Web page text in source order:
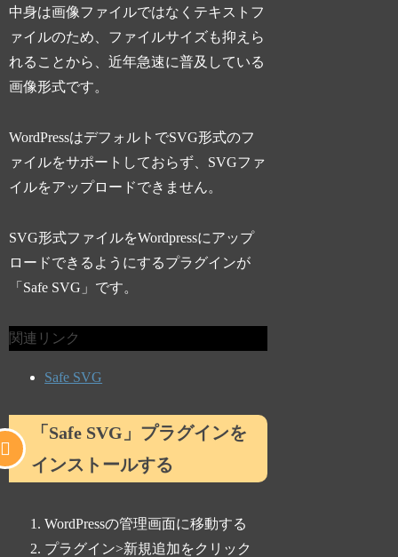
中身は画像ファイルではなくテキストフ
ァイルのため、ファイルサイズも抑えら
れることから、近年急速に普及している
画像形式です。
WordPressはデフォルトでSVG形式のフ
ァイルをサポートしておらず、SVGファ
イルをアップロードできません。
SVG形式ファイルをWordpressにアップ
ロードできるようにするプラグインが
「Safe SVG」です。
関連リンク
Safe SVG
「Safe SVG」プラグインを
インストールする
WordPressの管理画面に移動する
プラグイン>新規追加をクリック